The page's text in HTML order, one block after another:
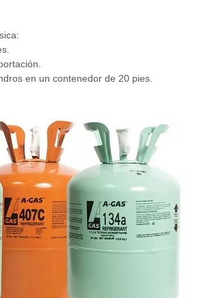
en un contenedor de 20 pies.